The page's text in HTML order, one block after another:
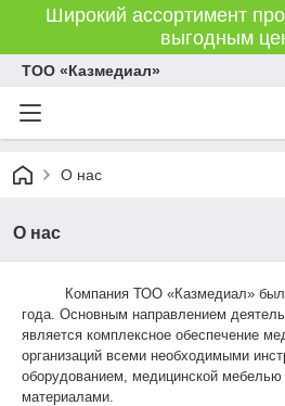
Широкий ассортимент
выгодным
ТОО «Казмедиал»
О нас
О нас
Компания ТОО «Казмедиал» была
года. Основным направлением
является комплексное обеспечение
организаций всеми необходимыми
оборудованием, медицинской
материалами.